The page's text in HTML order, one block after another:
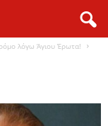
λόγω Άγιου Έρωτα!